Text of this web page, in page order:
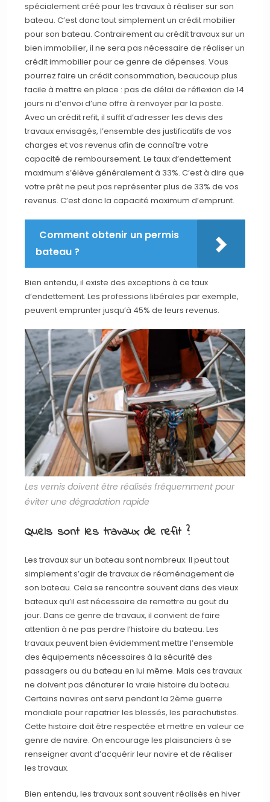
spécialement créé pour les travaux à réaliser sur son
bateau. C’est donc tout simplement un crédit mobilier
pour son bateau. Contrairement au crédit travaux sur un
bien immobilier, il ne sera pas nécessaire de réaliser un
crédit immobilier pour ce genre de dépenses. Vous
pourrez faire un crédit consommation, beaucoup plus
facile à mettre en place : pas de délai de réflexion de 14
jours ni d’envoi d’une offre à renvoyer par la poste.
Avec un crédit refit, il suffit d’adresser les devis des
travaux envisagés, l’ensemble des justificatifs de vos
charges et vos revenus afin de connaître votre
capacité de remboursement. Le taux d’endettement
maximum s’élève généralement à 33%. C’est à dire que
votre prêt ne peut pas représenter plus de 33% de vos
revenus. C’est donc la capacité maximum d’emprunt.
Comment obtenir un permis
bateau ?
Bien entendu, il existe des exceptions à ce taux
d’endettement. Les professions libérales par exemple,
peuvent emprunter jusqu’à 45% de leurs revenus.
Les vernis doivent être réalisés fréquemment pour
éviter une dégradation rapide
Quels sont les travaux de refit ?
Les travaux sur un bateau sont nombreux. Il peut tout
simplement s’agir de travaux de réaménagement de
son bateau. Cela se rencontre souvent dans des vieux
bateaux qu’il est nécessaire de remettre au gout du
jour. Dans ce genre de travaux, il convient de faire
attention à ne pas perdre l’histoire du bateau. Les
travaux peuvent bien évidemment mettre l’ensemble
des équipements nécessaires à la sécurité des
passagers ou du bateau en lui même. Mais ces travaux
ne doivent pas dénaturer la vraie histoire du bateau.
Certains navires ont servi pendant la 2ème guerre
mondiale pour rapatrier les blessés, les parachutistes.
Cette histoire doit être respectée et mettre en valeur ce
genre de navire. On encourage les plaisanciers à se
renseigner avant d’acquérir leur navire et de réaliser
les travaux.
Bien entendu, les travaux sont souvent réalisés en hiver